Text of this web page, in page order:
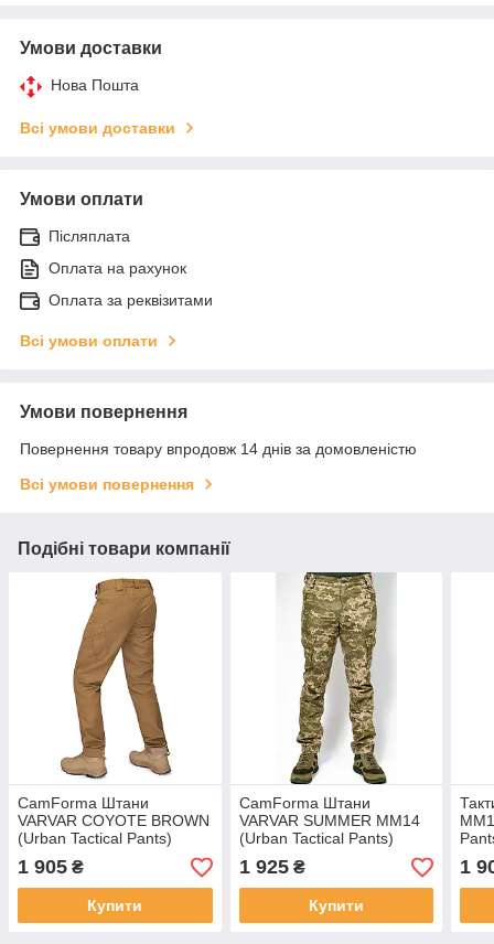
Умови доставки
Нова Пошта
Всі умови доставки
Умови оплати
Післяплата
Оплата на рахунок
Оплата за реквізитами
Всі умови оплати
Умови повернення
Повернення товару впродовж 14 днів за домовленістю
Всі умови повернення
Подібні товари компанії
CamForma Штани
VARVAR COYOTE BROWN
(Urban Tactical Pants)
Special Fabric
1 905 ₴
Купити
CamForma Штани
VARVAR SUMMER MM14
(Urban Tactical Pants)
Special fabric
1 925₴
Купити
1